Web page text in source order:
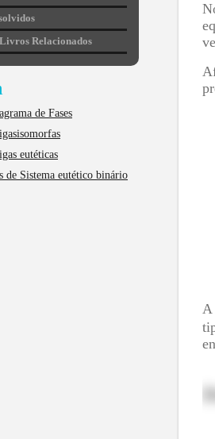
Relacionados
de Fases
eutéticas
de Sistema eutético binário
A